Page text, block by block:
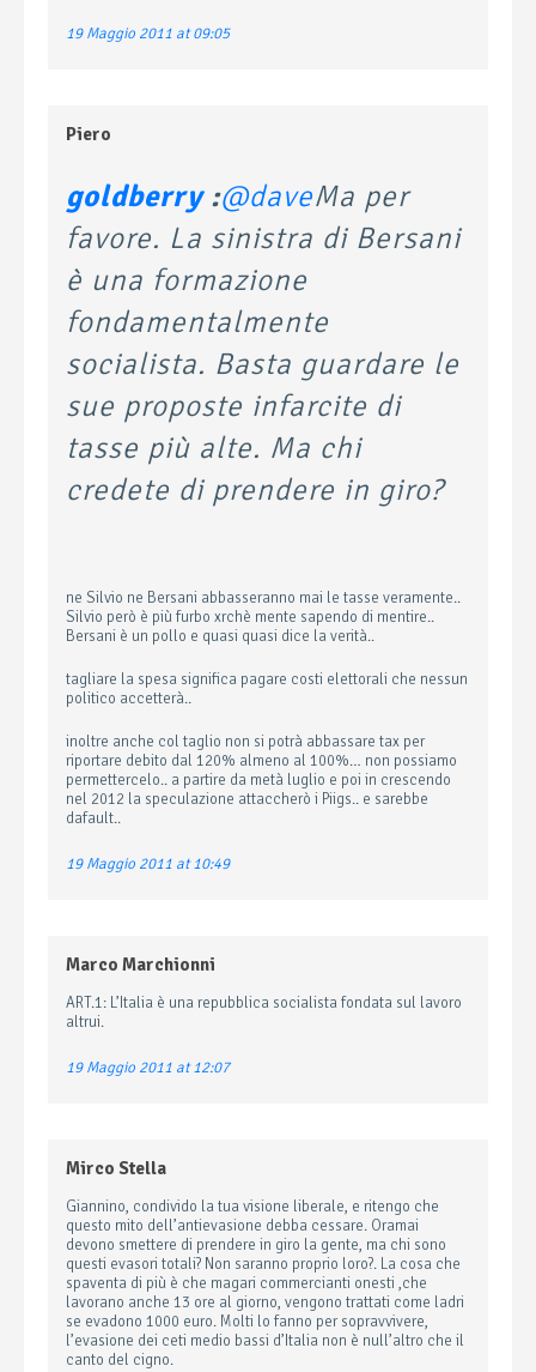
19 Maggio 2011 at 09:05
Piero
goldberry:@daveMa per
favore. La sinistra di Bersani
è una formazione
fondamentalmente
socialista. Basta guardare le
sue proposte infarcite di
tasse più alte. Ma chi
credete di prendere in giro?
ne Silvio ne Bersani abbasseranno mai le tasse veramente..
Silvio però è più furbo xrchè mente sapendo di mentire..
Bersani è un pollo e quasi quasi dice la verità..
tagliare la spesa significa pagare costi elettorali che nessun
politico accetterà..
inoltre anche col taglio non si potrà abbassare tax per
riportare debito dal 120% almeno al 100%… non possiamo
permettercelo.. a partire da metà luglio e poi in crescendo
nel 2012 la speculazione attaccherò i Piigs.. e sarebbe
dafault..
19 Maggio 2011 at 10:49
Marco Marchionni
ART.1: L’Italia è una repubblica socialista fondata sul lavoro
altrui.
19 Maggio 2011 at 12:07
Mirco Stella
Giannino, condivido la tua visione liberale, e ritengo che
questo mito dell’antievasione debba cessare. Oramai
devono smettere di prendere in giro la gente, ma chi sono
questi evasori totali? Non saranno proprio loro?. La cosa che
spaventa di più è che magari commercianti onesti ,che
lavorano anche 13 ore al giorno, vengono trattati come ladri
se evadono 1000 euro. Molti lo fanno per sopravvivere,
l’evasione dei ceti medio bassi d’Italia non è null’altro che il
canto del cigno.